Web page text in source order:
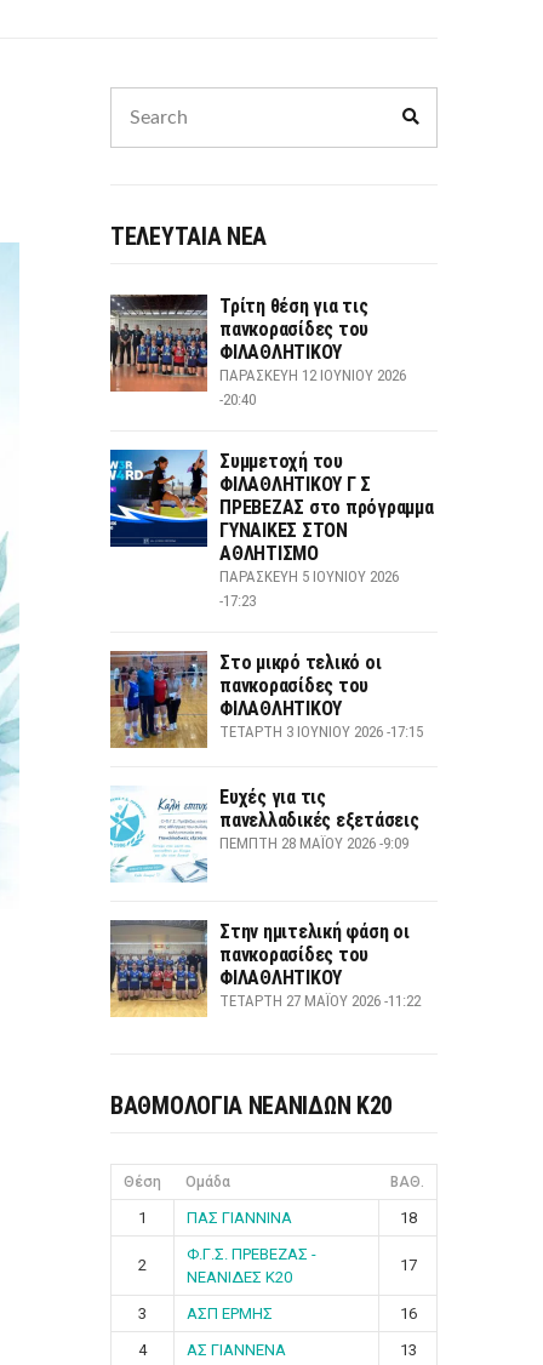
for:
ΤΕΛΕΥΤΑΙΑ ΝΕΑ
Τρίτη θέση για τις
πανκορασίδες του
ΦΙΛΑΘΛΗΤΙΚΟΥ
ΠΑΡΑΣΚΕΥΉ 12 ΙΟΥΝΊΟΥ 2026
-20:40
Συμμετοχή του
ΦΙΛΑΘΛΗΤΙΚΟΥ Γ Σ
ΠΡΕΒΕΖΑΣ στο πρόγραμμα
ΓΥΝΑΙΚΕΣ ΣΤΟΝ
ΑΘΛΗΤΙΣΜΟ
ΠΑΡΑΣΚΕΥΉ 5 ΙΟΥΝΊΟΥ 2026
-17:23
Στο μικρό τελικό οι
πανκορασίδες του
ΦΙΛΑΘΛΗΤΙΚΟΥ
ΤΕΤΆΡΤΗ 3 ΙΟΥΝΊΟΥ 2026 -17:15
Ευχές για τις
πανελλαδικές εξετάσεις
ΠΈΜΠΤΗ 28 ΜΑΪ́ΟΥ 2026 -9:09
Στην ημιτελική φάση οι
πανκορασίδες του
ΦΙΛΑΘΛΗΤΙΚΟΥ
ΤΕΤΆΡΤΗ 27 ΜΑΪ́ΟΥ 2026 -11:22
ΒΑΘΜΟΛΟΓΙΑ ΝΕΑΝΙΔΩΝ Κ20
Θέση Ομάδα ΒΑΘ.
1 ΠΑΣ ΓΙΑΝΝΙΝΑ 18
2
Φ.Γ.Σ. ΠΡΕΒΕΖΑΣ -
ΝΕΑΝΙΔΕΣ Κ20
17
3 ΑΣΠ ΕΡΜΗΣ
16
4
ΑΣ ΓΙΑΝΝΕΝΑ
13